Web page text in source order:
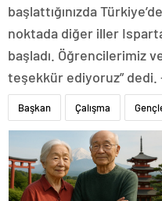
başlattığınızda
noktada diğer iller
başladı. Öğrencilerimiz
teşekkür ediyoruz” dedi.
Başkan Çalışma